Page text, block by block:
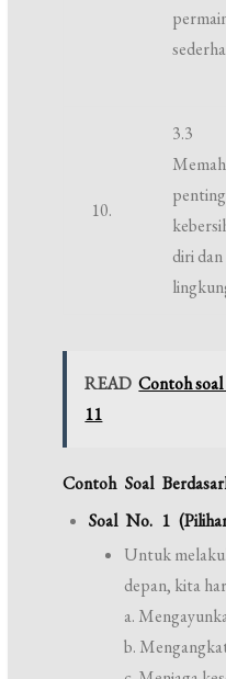
10.
3.3
diri dan
READ Contoh soal
11
Contoh Soal
Soal No. 1
Untuk
depan, kita
a.
b.